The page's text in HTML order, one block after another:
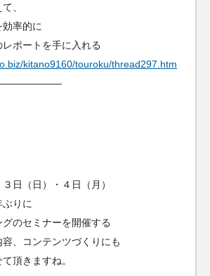
、
効率的に
ポートを手に入れる
kitano9160/touroku/thread297.htm
日（日）・４日（月）
りに
のセミナーを開催する
、コンテンツづくりにも
頂きますね。